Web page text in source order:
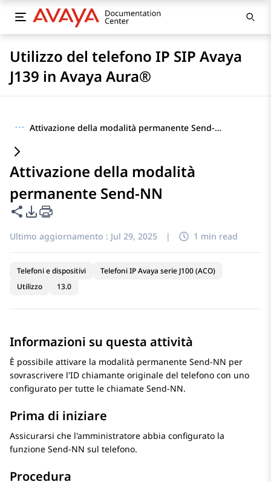
Utilizzo del telefono IP SIP Avaya
J139 in Avaya Aura®
··· Attivazione della modalità permanente Send-NN
Attivazione della modalità
permanente Send-NN
Condividi questa pagina
Opzioni di esportazione PDF
Ultimo aggiornamento : Jul 29, 2025 | 1 min read
Telefoni e dispositivi
Telefoni IP Avaya serie J100 (ACO)
Utilizzo
13.0
Informazioni su questa attività
È possibile attivare la modalità permanente Send-NN per
sovrascrivere l'ID chiamante originale del telefono con uno
configurato per tutte le chiamate Send-NN.
Prima di iniziare
Assicurarsi che l'amministratore abbia configurato la
funzione Send-NN sul telefono.
Procedura